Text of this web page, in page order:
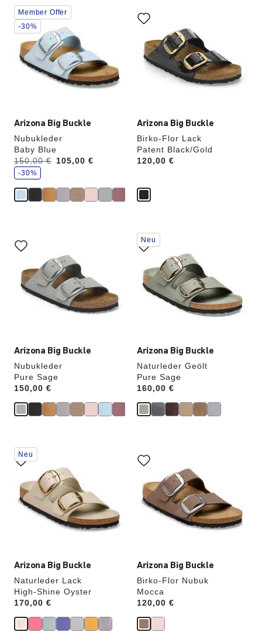
Arizona Big Buckle
Nubukleder
Baby Blue
Vorher:
150,00 €
Jetzt 105,00 €
S
p
a
r
e
-30%
Durch
Anklicken
der
Farben
werden
die
Produktbilder
aktualisiert.
Member Offer
-30%
Arizona Big Buckle
Birko-Flor Lack
Patent Black/Gold
Price:
120,00 €
Anklicken
der
Farben
werden
die
Produktbilder
aktualisiert.
Arizona Big Buckle
Nubukleder
Pure Sage
Price:
150,00 €
Anklicken
der
werden
die
Produktbilder
aktualisiert.
Arizona Big Buckle
Naturleder Geölt
Pure Sage
Price:
160,00 €
Durch
Anklicken
der
Farben
werden
die
Produktbilder
aktualisiert.
Neu
Arizona Big Buckle
Naturleder Lack
High-Shine Oyster
Price:
170,00 €
Durch
Anklicken
der
Farben
werden
die
Produktbilder
aktualisiert.
Neu
Arizona Big Buckle
Birko-Flor Nubuk
Mocca
Price:
120,00 €
Anklicken
der
Farben
werden
die
Produktbilder
aktualisiert.